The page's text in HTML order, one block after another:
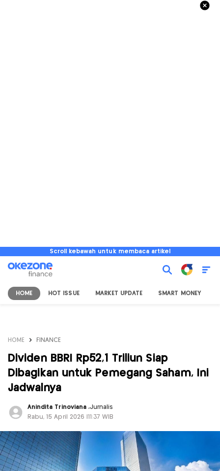
Scroll kebawah untuk membaca artikel
HOME HOT ISSUE MARKET UPDATE SMART MONEY
HOME FINANCE
Dividen BBRI Rp52,1 Triliun Siap
Dibagikan untuk Pemegang Saham, Ini
Jadwalnya
Anindita Trinoviana ,Jurnalis
Rabu, 15 April 2026 |11:37 WIB